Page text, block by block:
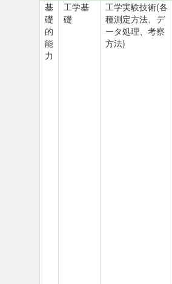
基
礎
的
能
力
工学基
礎
工学実験技術(各
種測定方法、デ
ータ処理、考察
方法)